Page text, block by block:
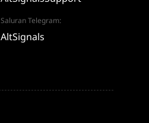
Saluran Telegram:
AltSignals